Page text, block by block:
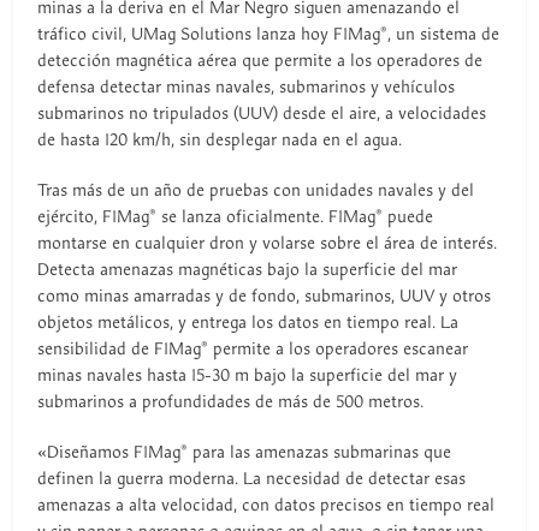
minas a la deriva en el Mar Negro siguen amenazando el
tráfico civil, UMag Solutions lanza hoy F1Mag®, un sistema de
detección magnética aérea que permite a los operadores de
defensa detectar minas navales, submarinos y vehículos
submarinos no tripulados (UUV) desde el aire, a velocidades
de hasta 120 km/h, sin desplegar nada en el agua.
Tras más de un año de pruebas con unidades navales y del
ejército, F1Mag® se lanza oficialmente. F1Mag® puede
montarse en cualquier dron y volarse sobre el área de interés.
Detecta amenazas magnéticas bajo la superficie del mar
como minas amarradas y de fondo, submarinos, UUV y otros
objetos metálicos, y entrega los datos en tiempo real. La
sensibilidad de F1Mag® permite a los operadores escanear
minas navales hasta 15-30 m bajo la superficie del mar y
submarinos a profundidades de más de 500 metros.
«Diseñamos F1Mag® para las amenazas submarinas que
definen la guerra moderna. La necesidad de detectar esas
amenazas a alta velocidad, con datos precisos en tiempo real